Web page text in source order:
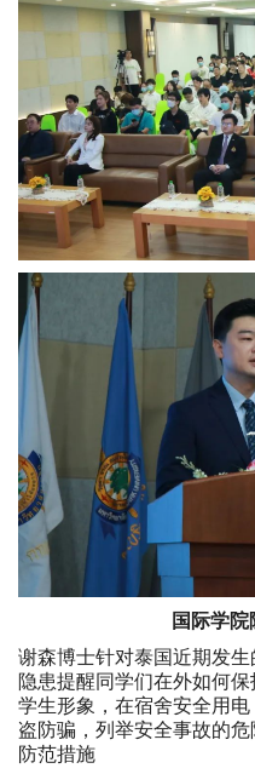
国际学
谢森博士针对泰国近期发
隐患提醒同学们在外如何
学生形象，在宿舍安全用
盗防骗，列举安全事故的
防范措施